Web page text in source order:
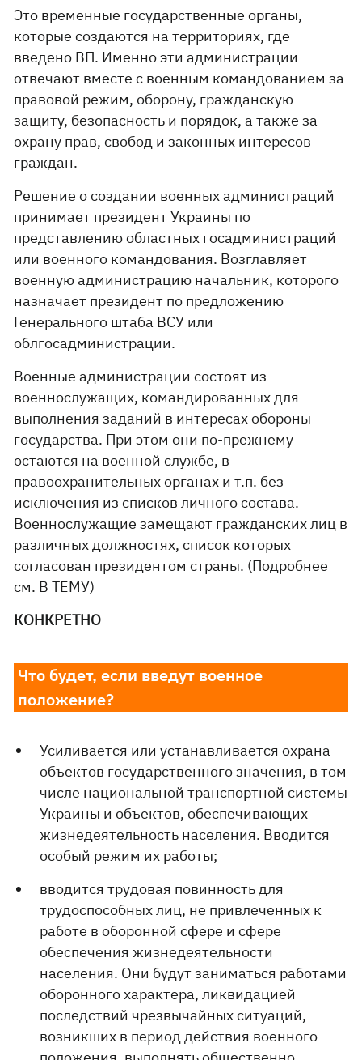
Это временные государственные органы,
которые создаются на территориях, где
введено ВП. Именно эти администрации
отвечают вместе с военным командованием за
правовой режим, оборону, гражданскую
защиту, безопасность и порядок, а также за
охрану прав, свобод и законных интересов
граждан.
Решение о создании военных администраций
принимает президент Украины по
представлению областных госадминистраций
или военного командования. Возглавляет
военную администрацию начальник, которого
назначает президент по предложению
Генерального штаба ВСУ или
облгосадминистрации.
Военные администрации состоят из
военнослужащих, командированных для
выполнения заданий в интересах обороны
государства. При этом они по-прежнему
остаются на военной службе, в
правоохранительных органах и т.п. без
исключения из списков личного состава.
Военнослужащие замещают гражданских лиц в
различных должностях, список которых
согласован президентом страны. (Подробнее
см. В ТЕМУ)
КОНКРЕТНО
Что будет, если введут военное
положение?
Усиливается или устанавливается охрана
объектов государственного значения, в том
числе национальной транспортной системы
Украины и объектов, обеспечивающих
жизнедеятельность населения. Вводится
особый режим их работы;
вводится трудовая повинность для
трудоспособных лиц, не привлеченных к
работе в оборонной сфере и сфере
обеспечения жизнедеятельности
населения. Они будут заниматься работами
оборонного характера, ликвидацией
последствий чрезвычайных ситуаций,
возникших в период действия военного